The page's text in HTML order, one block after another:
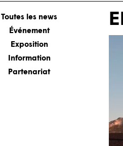
À propos
Numéros
Toutes les news
Événement
Exposition
Information
Partenariat